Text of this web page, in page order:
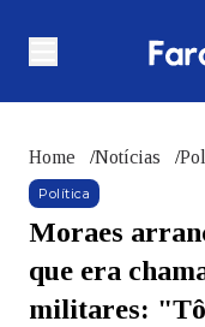
Home /Notícias /
Política
Moraes
que era
militares: